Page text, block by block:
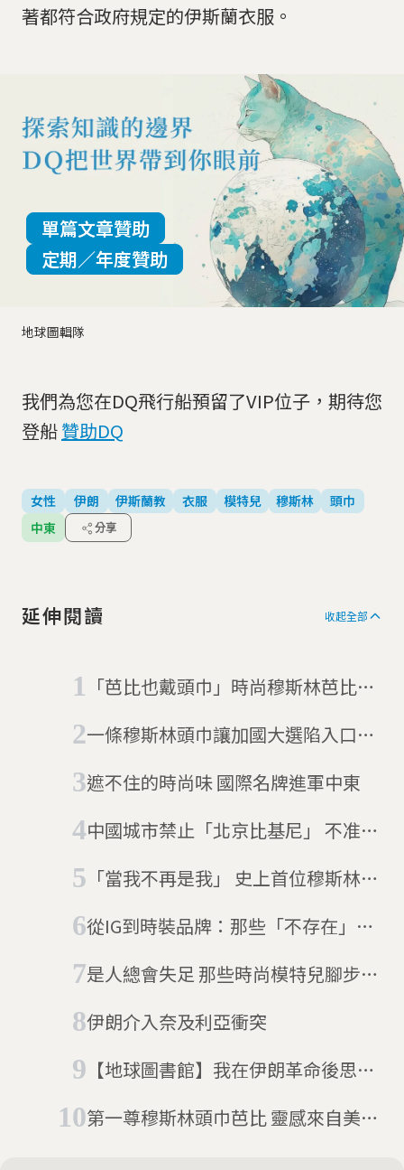
著都符合政府規定的伊斯蘭衣服。
地球圖輯隊
單篇文章贊助
定期／年度贊助
我們為您在DQ飛行船預留了VIP位子，期待您
登船贊助DQ
女性 伊朗 伊斯蘭教 衣服 模特兒 穆斯林
頭巾
中東
分享
延伸閱讀 收起全部
「芭比也戴頭巾」時尚穆斯林芭比告
一條穆斯林頭巾讓加國大選陷入口水
遮不住的時尚味 國際名牌進軍中東
中國城市禁止「北京比基尼」 不准民
「當我不再是我」 史上首位穆斯林頭
從IG到時裝品牌：那些「不存在」的
是人總會失足 那些時尚模特兒腳步沒
伊朗介入奈及利亞衝突
【地球圖書館】我在伊朗革命後思
第一尊穆斯林頭巾芭比 靈感來自美國